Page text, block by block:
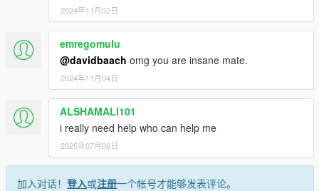
2024年11月02日
emregomulu
@davidbaach omg you are insane mate.
2024年11月04日
ALSHAMALI101
i really need help who can help me
2025年07月06日
加入对话！ 登入或注册一个帐号才能够发表评论。